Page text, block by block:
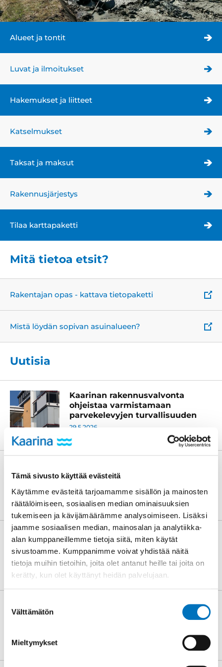
Tämä sivusto käyttää evästeitä
Käytämme evästeitä tarjoamamme sisällön ja mainosten
räätälöimiseen, sosiaalisen median ominaisuuksien
tukemiseen ja kävijämäärämme analysoimiseen. Lisäksi
jaamme sosiaalisen median, mainosalan ja analytiikka-
alan kumppaneillemme tietoja siitä, miten käytät
sivustoamme. Kumppanimme voivat yhdistää näitä
tietoja muihin tietoihin, joita olet antanut heille tai joita on
kerätty, kun olet käyttänyt heidän palvelujaan.
valinta
Välttämätön
Mieltymykset
Alueet ja tontit
Luvat ja ilmoitukset
Hakemukset ja liitteet
Katselmukset
Taksat ja maksut
Rakennusjärjestys
Tilaa karttapaketti
Mitä tietoa etsit?
Rakentajan opas - kattava tietopaketti
Mistä löydän sopivan asuinalueen?
Uutisia
Kaarinan rakennusvalvonta
ohjeistaa varmistamaan
parvekelevyjen turvallisuuden
29.5.2026
7.8.-2.9.2026
7.8.2026
Fiksusti kouluun ja turvallisesti
perille, koulujen alku näkyy
liikenteessä
4.8.2026